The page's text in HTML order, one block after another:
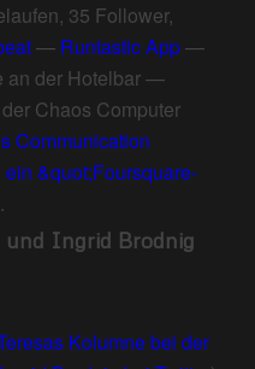
35 Follower,
— Runtastic App—
an der Hotelbar—
Chaos Computer
Communication
&quot;Foursquare-
.
und Ingrid Brodnig
Kolumne bei der